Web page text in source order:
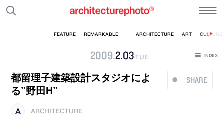
2009.2.03TUE
SHARE
都留理子建築設計スタジオによ
る”野田H”
ARCHITECTURE